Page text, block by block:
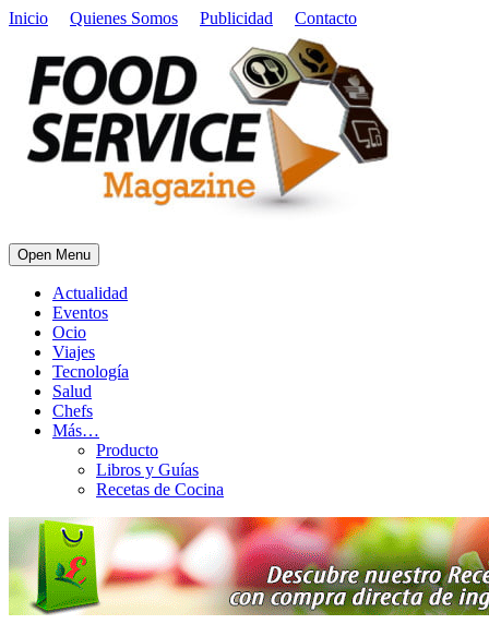
Inicio Quienes Somos Publicidad Contacto
Open Menu
Actualidad
Eventos
Ocio
Viajes
Tecnología
Salud
Chefs
Más…
Producto
Libros y Guías
Recetas de Cocina